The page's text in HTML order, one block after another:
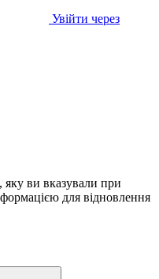
Увійти через
яку ви вказували при
для відновлення